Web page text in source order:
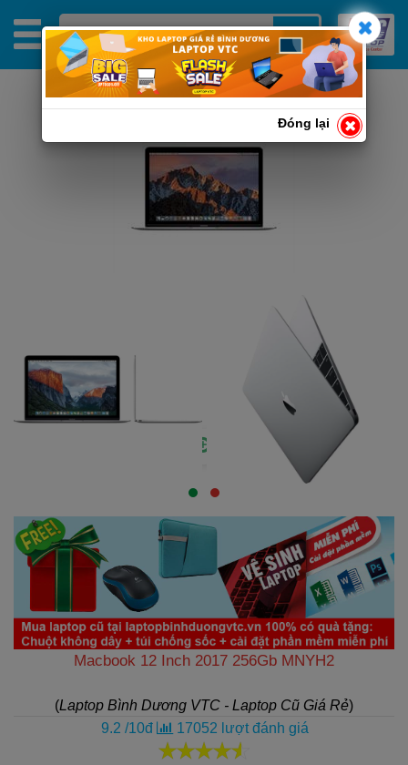
Macbook 12 Inch 2017 256Gb MNYH2
(Laptop Bình Dương VTC - Laptop Cũ Giá Rẻ)
9.2 /10đ 17052 lượt đánh giá
Đóng lại